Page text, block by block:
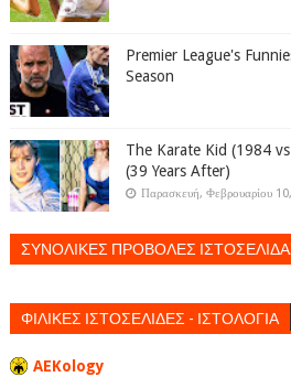
Premier League's
Season
The Karate Kid (1984
(39 Years After)
Παρασκευή, Φεβρουαρίου
ΣΥΝΟΛΙΚΕΣ ΠΡΟΒΟΛΕΣ
ΦΙΛΙΚΕΣ ΙΣΤΟΣΕΛΙΔΕΣ - ΙΣΤΟΛΟΓΙΑ
AEKology